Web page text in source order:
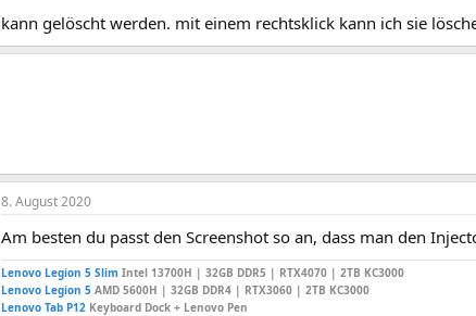
kann gelöscht werden. mit einem rechtsklick kann ich sie
8. August 2020
Am besten du passt den Screenshot so an, dass man den
Lenovo Legion 5 Slim Intel 13700H | 32GB DDR5 | RTX4070 | 2TB KC3000
Lenovo Legion 5 AMD 5600H | 32GB DDR4 | RTX3060 | 2TB KC3000
Lenovo Tab P12 Keyboard Dock + Lenovo Pen